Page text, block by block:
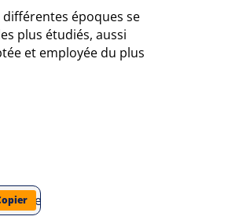
époques se
plus étudiés, aussi
et employée du plus
les-fourberies-de-scapin/